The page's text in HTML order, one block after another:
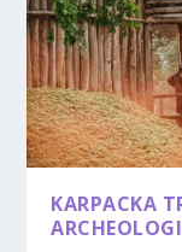
KARPACKA